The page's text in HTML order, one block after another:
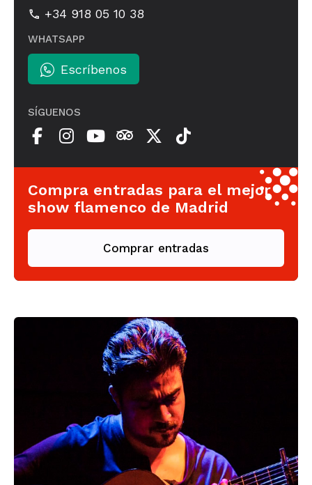
+34 918 05 10 38
WHATSAPP
Escríbenos
SÍGUENOS
Compra entradas para el mejor
show flamenco de Madrid
Comprar entradas